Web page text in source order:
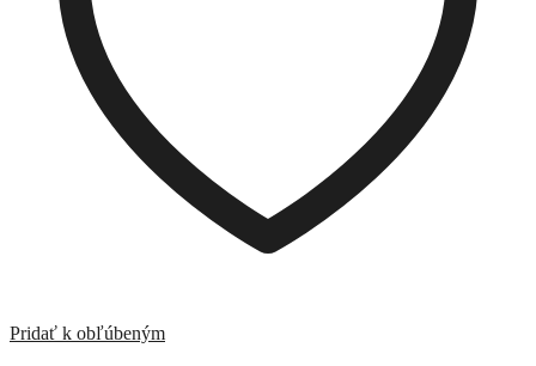
Pridať k obľúbeným